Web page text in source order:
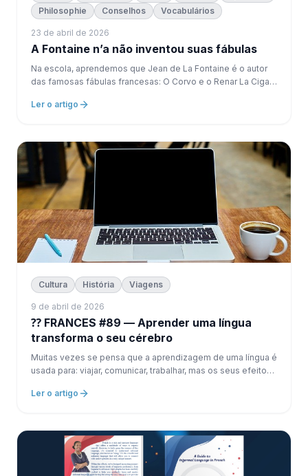
Philosophie
Conselhos Vocabulários
23 de abril de 2026
A Fontaine n’a não inventou suas fábulas
Na escola, aprendemos que Jean de La Fontaine é o autor
das famosas fábulas francesas: O Corvo e o Renar La Cigale
explica é que: 👉 essas histórias existiam...
Ler o artigo
Cultura História Viagens
9 de abril de 2026
⁇ FRANCES #89 — Aprender uma língua
transforma o seu cérebro
Muitas vezes se pensa que a aprendizagem de uma língua é
usada para: viajar, comunicar, trabalhar, mas os seus efeitos
Ler o artigo